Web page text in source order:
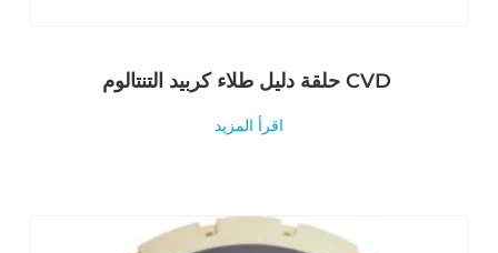
حلقة دليل طلاء كربيد التنتالوم CVD
اقرأ المزيد